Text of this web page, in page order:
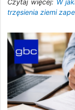
trzęsienia ziemi